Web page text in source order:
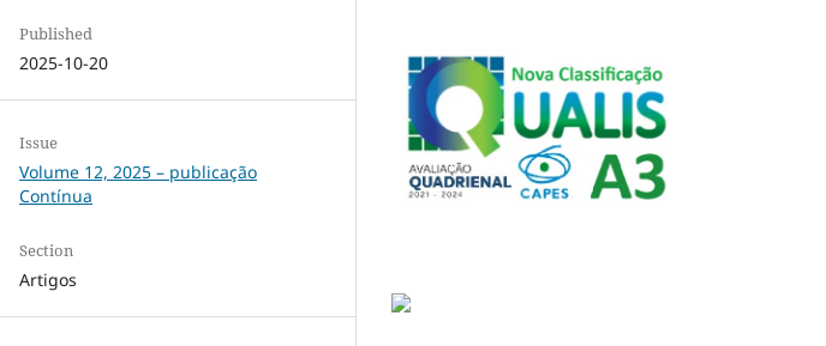
Published
2025-10-20
Issue
Volume 12, 2025 – publicação
Contínua
Section
Artigos